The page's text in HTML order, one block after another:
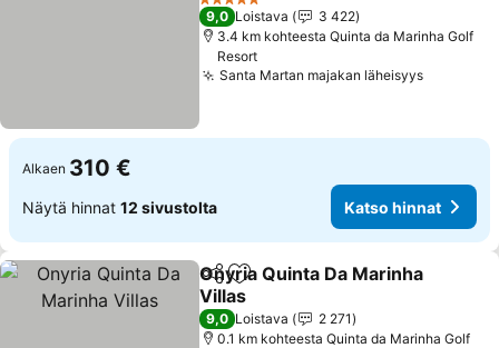
5 Tähtiluokitus
9,0 Loistava
3 422
3.4 km kohteesta Quinta da Marinha Golf
Resort
Santa Martan majakan läheisyysKatso
Alkaen 310 €
Näytä hinnat 12 sivustolta Katso hinnat
Jaa Lisää suosikkeihin
Onyria Quinta Da Marinha
Villas
Katso hinnat
9,0 Loistava
2 271
0.1 km kohteesta Quinta da Marinha Golf